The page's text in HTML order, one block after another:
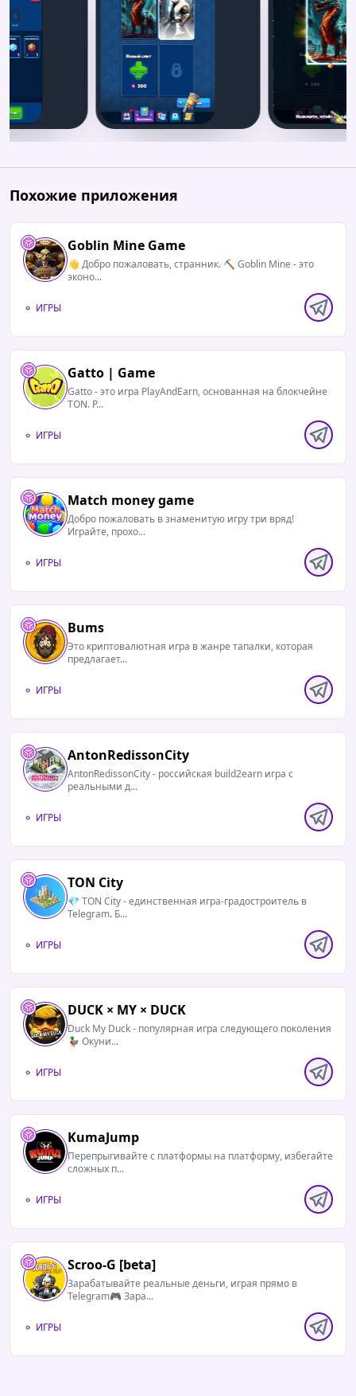
Похожие приложения
Goblin Mine Game
👋 Добро пожаловать, странник. ⛏ Goblin Mine - это
эконо...
ИГРЫ
Gatto | Game
Gatto - это игра PlayAndEarn, основанная на блокчейне
TON. Р...
ИГРЫ
Match money game
Добро пожаловать в знаменитую игру три вряд!
Играйте, прохо...
ИГРЫ
Bums
Это криптовалютная игра в жанре тапалки, которая
предлагает...
ИГРЫ
AntonRedissonCity
AntonRedissonCity - российская build2earn игра с
реальными д...
ИГРЫ
TON City
💎 TON City - единственная игра-градостроитель в
Telegram. Б...
ИГРЫ
DUCK × MY × DUCK
Duck My Duck - популярная игра следующего поколения
🦆 Окуни...
ИГРЫ
KumaJump
Перепрыгивайте с платформы на платформу, избегайте
сложных п...
ИГРЫ
Scroo-G [beta]
Зарабатывайте реальные деньги, играя прямо в
Telegram🎮 Зара...
ИГРЫ